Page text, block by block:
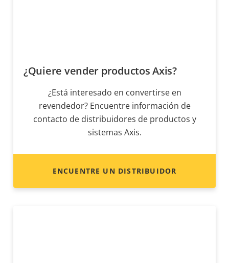
¿Quiere vender productos Axis?
¿Está interesado en convertirse en
revendedor? Encuentre información de
contacto de distribuidores de productos y
sistemas Axis.
ENCUENTRE UN DISTRIBUIDOR